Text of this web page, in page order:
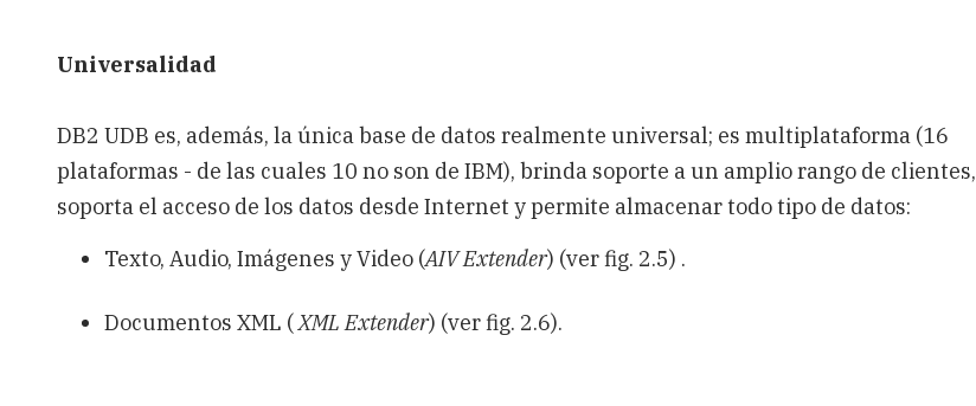
Universalidad
DB2 UDB es, además, la única base de datos realmente universal; es multiplataforma (16
plataformas - de las cuales 10 no son de IBM), brinda soporte a un amplio rango de clientes,
soporta el acceso de los datos desde Internet y permite almacenar todo tipo de datos:
Texto, Audio, Imágenes y Video (AIV Extender) (ver fig. 2.5) .
Documentos XML (XML Extender) (ver fig. 2.6).